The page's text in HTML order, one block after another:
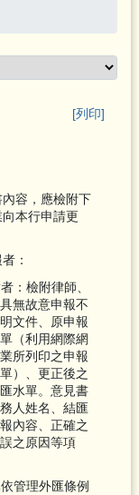
[列印]
容，應檢附下
本行申請更
：
：檢附律師、
無故意申報不
文件、原申報
（利用網際網
所列印之申報
）、更正後之
水單。意見書
人姓名、結匯
內容、正確之
之原因等項
管理外匯條例